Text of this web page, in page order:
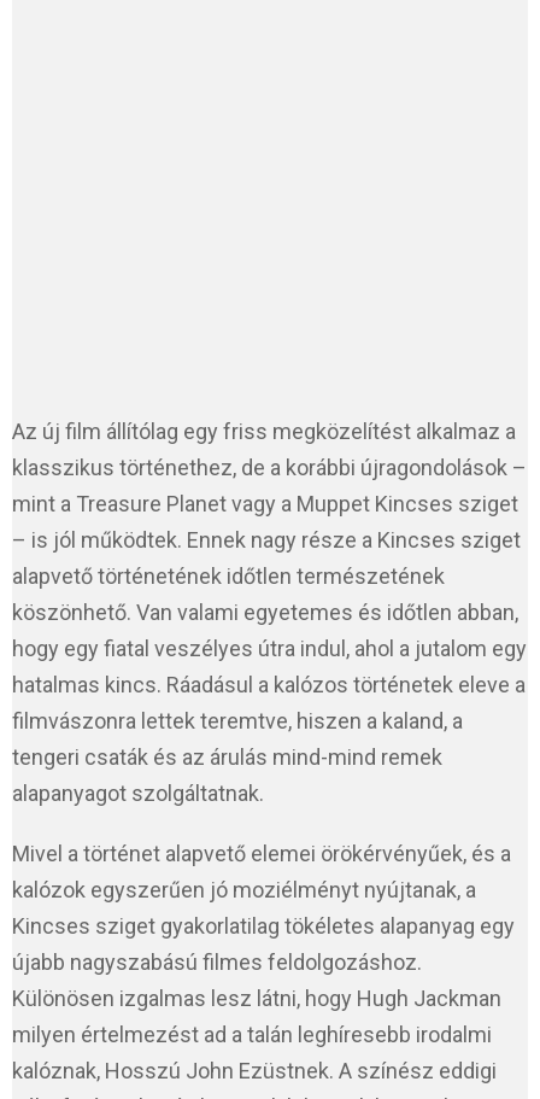
Az új film állítólag egy friss megközelítést alkalmaz a
klasszikus történethez, de a korábbi újragondolások –
mint a Treasure Planet vagy a Muppet Kincses sziget
– is jól működtek. Ennek nagy része a Kincses sziget
alapvető történetének időtlen természetének
köszönhető. Van valami egyetemes és időtlen abban,
hogy egy fiatal veszélyes útra indul, ahol a jutalom egy
hatalmas kincs. Ráadásul a kalózos történetek eleve a
filmvászonra lettek teremtve, hiszen a kaland, a
tengeri csaták és az árulás mind-mind remek
alapanyagot szolgáltatnak.
Mivel a történet alapvető elemei örökérvényűek, és a
kalózok egyszerűen jó moziélményt nyújtanak, a
Kincses sziget gyakorlatilag tökéletes alapanyag egy
újabb nagyszabású filmes feldolgozáshoz.
Különösen izgalmas lesz látni, hogy Hugh Jackman
milyen értelmezést ad a talán leghíresebb irodalmi
kalóznak, Hosszú John Ezüstnek. A színész eddigi